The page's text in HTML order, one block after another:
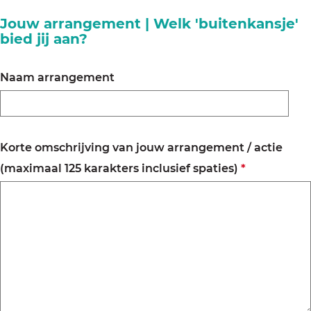
t
h
Jouw arrangement | Welk 'buitenkansje'
bied jij aan?
Naam arrangement
Korte omschrijving van jouw arrangement / actie
(maximaal 125 karakters inclusief spaties) *v